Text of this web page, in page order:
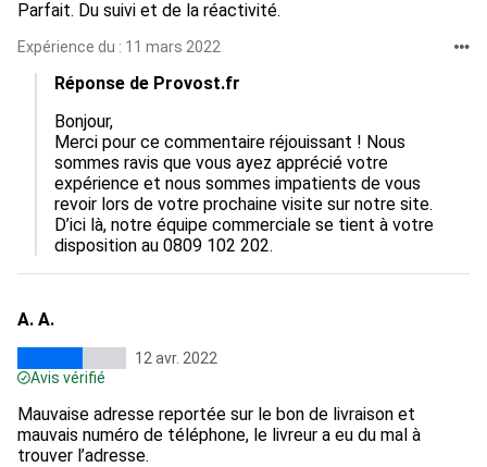
Parfait. Du suivi et de la réactivité.
Expérience du : 11 mars 2022
Réponse de Provost.fr
Bonjour,
Merci pour ce commentaire réjouissant ! Nous
sommes ravis que vous ayez apprécié votre
expérience et nous sommes impatients de vous
revoir lors de votre prochaine visite sur notre site.
D’ici là, notre équipe commerciale se tient à votre
disposition au 0809 102 202.
A. A.
12 avr. 2022
Avis vérifié
Mauvaise adresse reportée sur le bon de livraison et
mauvais numéro de téléphone, le livreur a eu du mal à
trouver l’adresse.